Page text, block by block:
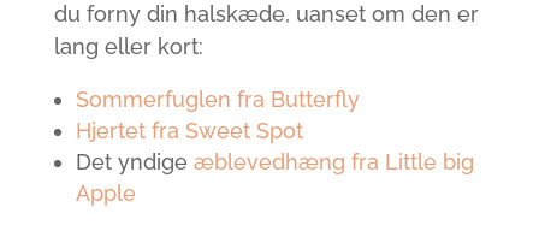
du forny din halskæde, uanset om den er
lang eller kort:
Sommerfuglen fra Butterfly
Hjertet fra Sweet Spot
Det yndige æblevedhæng fra Little big
Apple